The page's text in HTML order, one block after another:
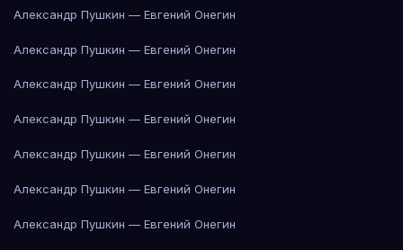
Александр Пушкин — Евгений Онегин
Александр Пушкин — Евгений Онегин
Александр Пушкин — Евгений Онегин
Александр Пушкин — Евгений Онегин
Александр Пушкин — Евгений Онегин
Александр Пушкин — Евгений Онегин
Александр Пушкин — Евгений Онегин